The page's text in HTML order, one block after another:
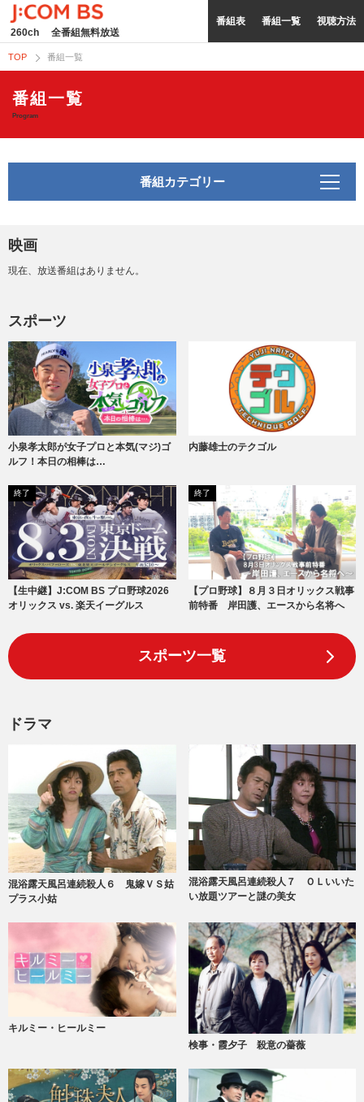
260ch 全番組無料放送
番組表 番組一覧 視聴方法
TOP 番組一覧
番組一覧
Program
番組カテゴリー
映画
現在、放送番組はありません。
スポーツ
小泉孝太郎が女子プロと本気(マジ)ゴ
ルフ！本日の相棒は…
内藤雄士のテクゴル
終了
【生中継】J:COM BS プロ野球2026
オリックス vs. 楽天イーグルス
終了
【プロ野球】８月３日オリックス戦事
前特番 岸田護、エースから名将へ
スポーツ一覧
ドラマ
混浴露天風呂連続殺人６ 鬼嫁ＶＳ姑
プラス小姑
混浴露天風呂連続殺人７ ＯＬいいた
い放題ツアーと謎の美女
キルミー・ヒールミー
検事・霞夕子 殺意の薔薇